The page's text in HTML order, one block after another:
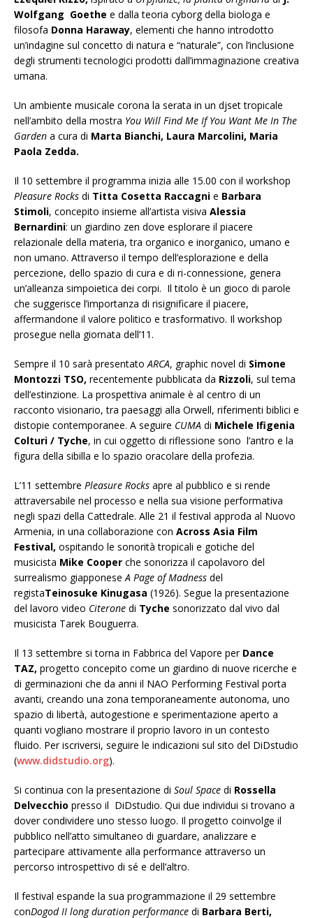
Wolfgang Goethe e dalla teoria cyborg della biologa e
filosofa Donna Haraway, elementi che hanno introdotto
un’indagine sul concetto di natura e “naturale”, con l’inclusione
degli strumenti tecnologici prodotti dall’immaginazione creativa
umana.
Un ambiente musicale corona la serata in un djset tropicale
nell’ambito della mostra You Will Find Me If You Want Me In The
Garden a cura di Marta Bianchi, Laura Marcolini, Maria
Paola Zedda.
Il 10 settembre il programma inizia alle 15.00 con il workshop
Pleasure Rocks di Titta Cosetta Raccagni e Barbara
Stimoli, concepito insieme all’artista visiva Alessia
Bernardini: un giardino zen dove esplorare il piacere
relazionale della materia, tra organico e inorganico, umano e
non umano. Attraverso il tempo dell’esplorazione e della
percezione, dello spazio di cura e di ri-connessione, genera
un’alleanza simpoietica dei corpi. Il titolo è un gioco di parole
che suggerisce l’importanza di risignificare il piacere,
affermandone il valore politico e trasformativo. Il workshop
prosegue nella giornata dell’11.
Sempre il 10 sarà presentatoARCA, graphic novel di Simone
Montozzi TSO, recentemente pubblicata da Rizzoli, sul tema
dell’estinzione. La prospettiva animale è al centro di un
racconto visionario, tra paesaggi alla Orwell, riferimenti biblici e
distopie contemporanee. A seguire CUMA di Michele Ifigenia
Colturi / Tyche, in cui oggetto di riflessione sono l’antro e la
figura della sibilla e lo spazio oracolare della profezia.
L’11 settembre Pleasure Rocks apre al pubblico e si rende
attraversabile nel processo e nella sua visione performativa
negli spazi della Cattedrale. Alle 21 il festival approda al Nuovo
Armenia, in una collaborazione con Across Asia Film
Festival, ospitando le sonorità tropicali e gotiche del
musicista Mike Cooper che sonorizza il capolavoro del
surrealismo giapponeseA Page of Madness del
registaTeinosuke Kinugasa (1926). Segue la presentazione
del lavoro video Citerone di Tyche sonorizzato dal vivo dal
musicista Tarek Bouguerra.
Il 13 settembre si torna in Fabbrica del Vapore per Dance
TAZ, progetto concepito come un giardino di nuove ricerche e
di germinazioni che da anni il NAO Performing Festival porta
avanti, creando una zona temporaneamente autonoma, uno
spazio di libertà, autogestione e sperimentazione aperto a
quanti vogliano mostrare il proprio lavoro in un contesto
fluido. Per iscriversi, seguire le indicazioni sul sito del DiDstudio
(www.didstudio.org).
Si continua con la presentazione di Soul Space di Rossella
Delvecchio presso il DiDstudio. Qui due individui si trovano a
dover condividere uno stesso luogo. Il progetto coinvolge il
pubblico nell’atto simultaneo di guardare, analizzare e
partecipare attivamente alla performance attraverso un
percorso introspettivo di sé e dell’altro.
Il festival espande la sua programmazione il 29 settembre
conDogod II long duration performance di Barbara Berti,